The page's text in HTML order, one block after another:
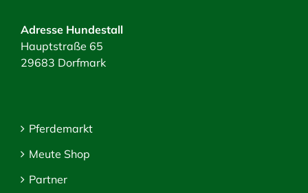
Adresse Hundestall
Hauptstraße 65
29683 Dorfmark
Pferdemarkt
Meute Shop
Partner